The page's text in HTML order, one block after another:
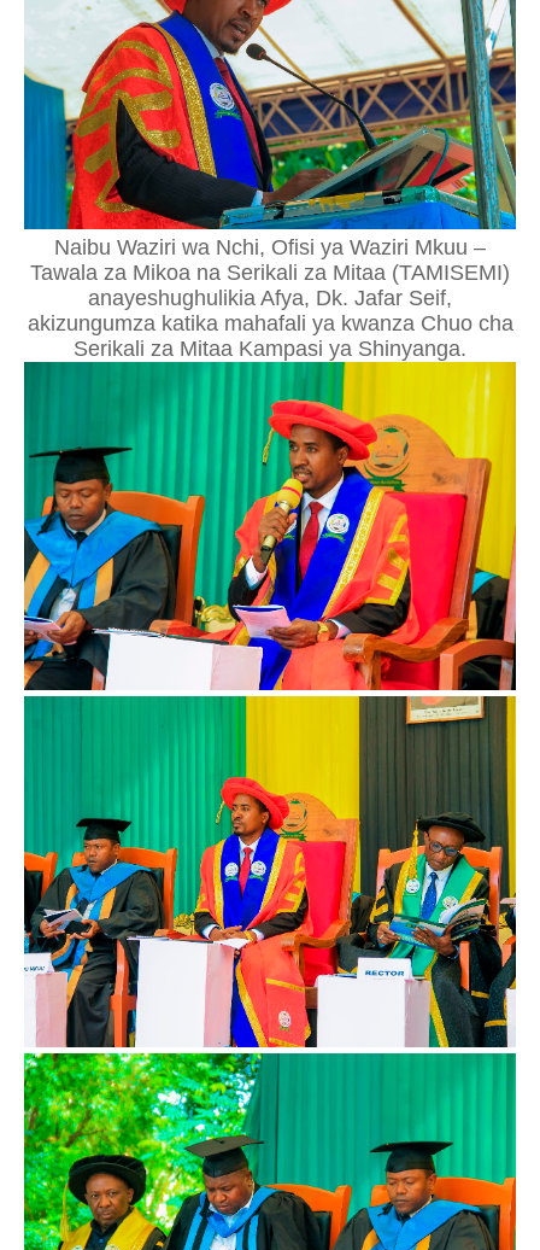
Naibu Waziri wa Nchi, Ofisi ya Waziri Mkuu –
Tawala za Mikoa na Serikali za Mitaa (TAMISEMI)
anayeshughulikia Afya, Dk. Jafar Seif,
akizungumza katika mahafali ya kwanza Chuo cha
Serikali za Mitaa Kampasi ya Shinyanga.